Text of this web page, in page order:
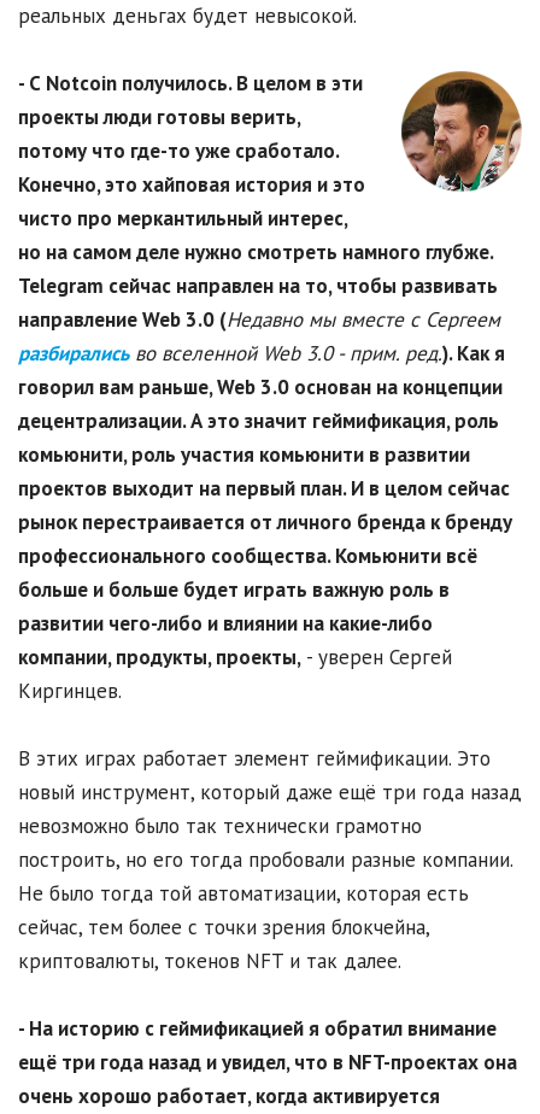
реальных деньгах будет невысокой.
- С Notcoin получилось. В целом в эти
проекты люди готовы верить,
потому что где-то уже сработало.
Конечно, это хайповая история и это
чисто про меркантильный интерес,
но на самом деле нужно смотреть намного глубже.
Telegram сейчас направлен на то, чтобы развивать
направление Web 3.0 (Недавно мы вместе с Сергеем
разбиралисьво вселенной Web 3.0 - прим. ред.). Как я
говорил вам раньше, Web 3.0 основан на концепции
децентрализации. А это значит геймификация, роль
комьюнити, роль участия комьюнити в развитии
проектов выходит на первый план. И в целом сейчас
рынок перестраивается от личного бренда к бренду
профессионального сообщества. Комьюнити всё
больше и больше будет играть важную роль в
развитии чего-либо и влиянии на какие-либо
компании, продукты, проекты, - уверен Сергей
Киргинцев.
В этих играх работает элемент геймификации. Это
новый инструмент, который даже ещё три года назад
невозможно было так технически грамотно
построить, но его тогда пробовали разные компании.
Не было тогда той автоматизации, которая есть
сейчас, тем более с точки зрения блокчейна,
криптовалюты, токенов NFT и так далее.
- На историю с геймификацией я обратил внимание
ещё три года назад и увидел, что в NFT-проектах она
очень хорошо работает, когда активируется